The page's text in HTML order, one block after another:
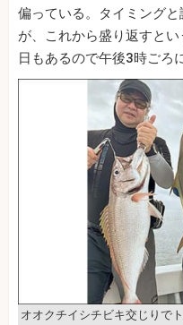
偏っている。タイミング
が、これから盛り返すと
日もあるので午後3時ごろ
オオクチイシチビキ交じりで